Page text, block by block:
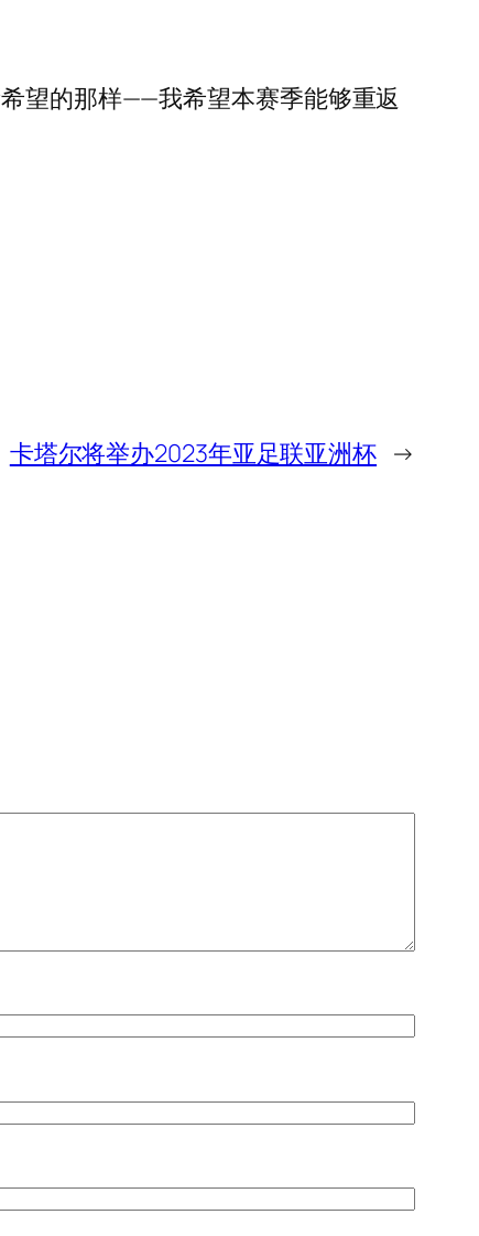
望的那样——我希望本赛季能够重返
卡塔尔将举办2023年亚足联亚洲杯 →